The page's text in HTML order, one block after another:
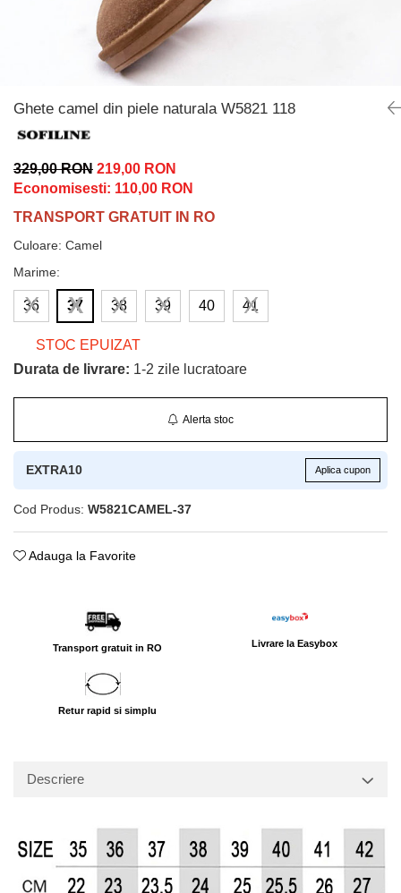
Incaltamine primavara-vara piele
Camasi si topuri
Fuste
Pulovere si cardigane
Salopete
Incaltaminte toamna-iarna piele
Ghete camel din piele naturala W5821 118
329,00 RON 219,00 RON
Economisesti: 110,00 RON
TRANSPORT GRATUIT IN RO
Culoare: Camel
Marime:
36 37 38 39 40 41
STOC EPUIZAT
Durata de livrare: 1-2 zile lucratoare
Alerta stoc
EXTRA10 Aplica cupon
Cod Produs: W5821CAMEL-37
Adauga la Favorite
Transport gratuit in RO Livrare la Easybox
Retur rapid si simplu
Descriere